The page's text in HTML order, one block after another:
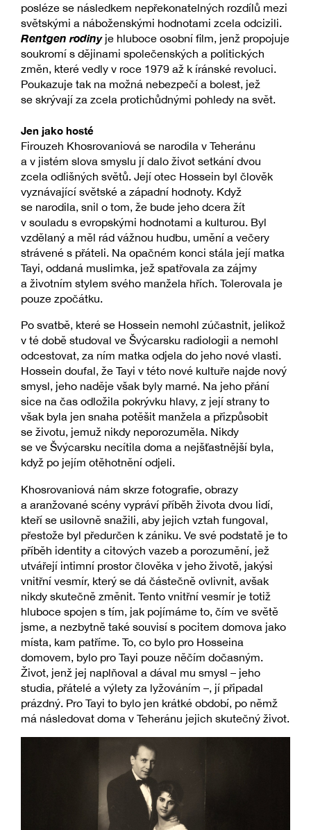
posléze se následkem nepřekonatelných rozdílů mezi
světskými a náboženskými hodnotami zcela odcizili.
Rentgen rodinyje hluboce osobní film, jenž propojuje
soukromí s dějinami společenských a politických
změn, které vedly v roce 1979 až k íránské revoluci.
Poukazuje tak na možná nebezpečí a bolest, jež
se skrývají za zcela protichůdnými pohledy na svět.
Jen jako hosté
Firouzeh Khosrovaniová se narodila v Teheránu
a v jistém slova smyslu jí dalo život setkání dvou
zcela odlišných světů. Její otec Hossein byl člověk
vyznávající světské a západní hodnoty. Když
se narodila, snil o tom, že bude jeho dcera žít
v souladu s evropskými hodnotami a kulturou. Byl
vzdělaný a měl rád vážnou hudbu, umění a večery
strávené s přáteli. Na opačném konci stála její matka
Tayi, oddaná muslimka, jež spatřovala za zájmy
a životním stylem svého manžela hřích. Tolerovala je
pouze zpočátku.
Po svatbě, které se Hossein nemohl zúčastnit, jelikož
v té době studoval ve Švýcarsku radiologii a nemohl
odcestovat, za ním matka odjela do jeho nové vlasti.
Hossein doufal, že Tayi v této nové kultuře najde nový
smysl, jeho naděje však byly marné. Na jeho přání
sice na čas odložila pokrývku hlavy, z její strany to
však byla jen snaha potěšit manžela a přizpůsobit
se životu, jemuž nikdy neporozuměla. Nikdy
se ve Švýcarsku necítila doma a nejšťastnější byla,
když po jejím otěhotnění odjeli.
Khosrovaniová nám skrze fotografie, obrazy
a aranžované scény vypráví příběh života dvou lidí,
kteří se usilovně snažili, aby jejich vztah fungoval,
přestože byl předurčen k zániku. Ve své podstatě je to
příběh identity a citových vazeb a porozumění, jež
utvářejí intimní prostor člověka v jeho životě, jakýsi
vnitřní vesmír, který se dá částečně ovlivnit, avšak
nikdy skutečně změnit. Tento vnitřní vesmír je totiž
hluboce spojen s tím, jak pojímáme to, čím ve světě
jsme, a nezbytně také souvisí s pocitem domova jako
místa, kam patříme. To, co bylo pro Hosseina
domovem, bylo pro Tayi pouze něčím dočasným.
Život, jenž jej naplňoval a dával mu smysl – jeho
studia, přátelé a výlety za lyžováním –, jí připadal
prázdný. Pro Tayi to bylo jen krátké období, po němž
má následovat doma v Teheránu jejich skutečný život.